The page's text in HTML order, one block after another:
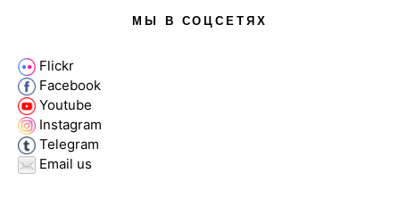
МЫ В СОЦСЕТЯХ
Flickr
Facebook
Youtube
Instagram
Telegram
Email us